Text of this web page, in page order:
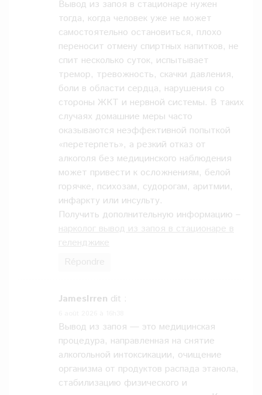
Вывод из запоя в стационаре нужен
тогда, когда человек уже не может
самостоятельно остановиться, плохо
переносит отмену спиртных напитков, не
спит несколько суток, испытывает
тремор, тревожность, скачки давления,
боли в области сердца, нарушения со
стороны ЖКТ и нервной системы. В таких
случаях домашние меры часто
оказываются неэффективной попыткой
«перетерпеть», а резкий отказ от
алкоголя без медицинского наблюдения
может привести к осложнениям, белой
горячке, психозам, судорогам, аритмии,
инфаркту или инсульту.
Получить дополнительную информацию –
нарколог вывод из запоя в стационаре в
геленджике
JamesIrren dit :
Вывод из запоя — это медицинская
процедура, направленная на снятие
алкогольной интоксикации, очищение
организма от продуктов распада этанола,
стабилизацию физического и